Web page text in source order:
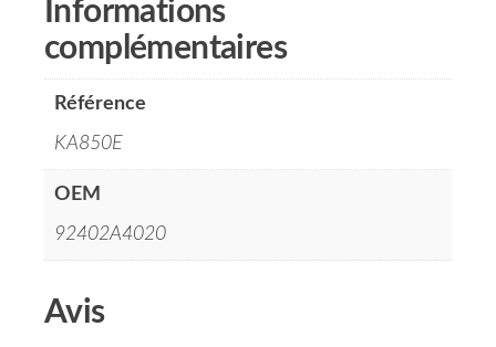
Informations
complémentaires
Référence
KA850E
OEM
92402A4020
Avis